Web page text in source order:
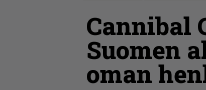
Cannibal
Suomen
oman